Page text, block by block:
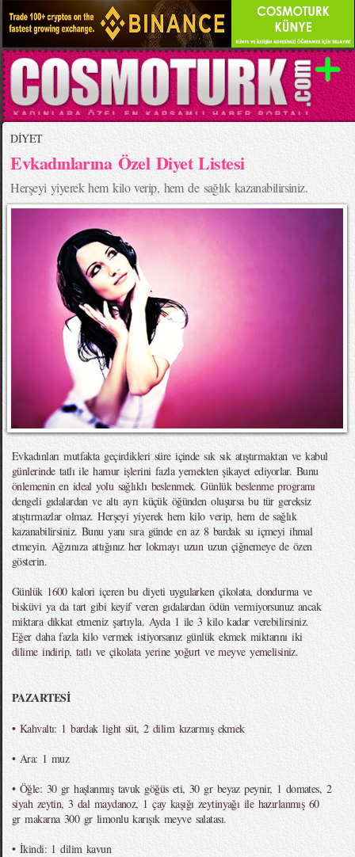
DİYET
Evkadınlarına Özel Diyet Listesi
Herşeyi yiyerek hem kilo verip, hem de sağlık kazanabilirsiniz.
Evkadınları mutfakta geçirdikleri süre içinde sık sık atıştırmaktan ve kabul
günlerinde tatlı ile hamur işlerini fazla yemekten şikayet ediyorlar. Bunu
önlemenin en ideal yolu sağlıklı beslenmek. Günlük beslenme programı
dengeli gıdalardan ve altı ayrı küçük öğünden oluşursa bu tür gereksiz
atıştırmazlar olmaz. Herşeyi yiyerek hem kilo verip, hem de sağlık
kazanabilirsiniz. Bunu yanı sıra günde en az 8 bardak su içmeyi ihmal
etmeyin. Ağzınıza attığınız her lokmayı uzun uzun çiğnemeye de özen
gösterin.
Günlük 1600 kalori içeren bu diyeti uygularken çikolata, dondurma ve
bisküvi ya da tart gibi keyif veren gıdalardan ödün vermiyorsunuz ancak
miktara dikkat etmeniz şartıyla. Ayda 1 ile 3 kilo kadar verebilirsiniz.
Eğer daha fazla kilo vermek istiyorsanız günlük ekmek miktarını iki
dilime indirip, tatlı ve çikolata yerine yoğurt ve meyve yemelisiniz.
PAZARTESİ
• Kahvaltı: 1 bardak light süt, 2 dilim kızarmış ekmek
• Ara: 1 muz
• Öğle: 30 gr haşlanmış tavuk göğüs eti, 30 gr beyaz peynir, 1 domates, 2
siyah zeytin, 3 dal maydanoz, 1 çay kaşığı zeytinyağı ile hazırlanmış 60
gr makarna 300 gr limonlu karışık meyve salatası.
• İkindi: 1 dilim kavun